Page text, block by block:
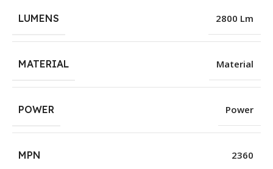
LUMENS 2800 Lm
MATERIAL Material
POWER Power
MPN 2360